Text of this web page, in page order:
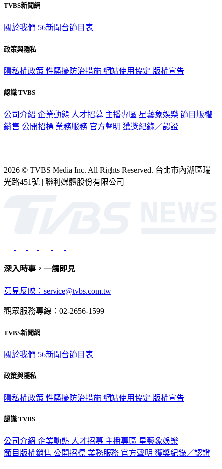
TVBS新聞網
關於我們 56新聞台節目表
政策與隱私
隱私權政策 性騷擾防治措施 網站使用協定 版權宣告
認識 TVBS
公司介紹 企業動態 人才招募 主播專區 星藝象娛樂 節目版權
銷售 公開招標 業務服務 官方聲明 獲獎紀錄／認證
2026 © TVBS Media Inc. All Rights Reserved. 台北市內湖區瑞
光路451號 | 聯利媒體股份有限公司
深入時事，一觸即見
意見反映：service@tvbs.com.tw
觀眾服務專線：02-2656-1599
TVBS新聞網
關於我們 56新聞台節目表
政策與隱私
隱私權政策 性騷擾防治措施 網站使用協定 版權宣告
認識 TVBS
公司介紹 企業動態 人才招募 主播專區 星藝象娛樂
節目版權銷售 公開招標 業務服務 官方聲明 獲獎紀錄／認證